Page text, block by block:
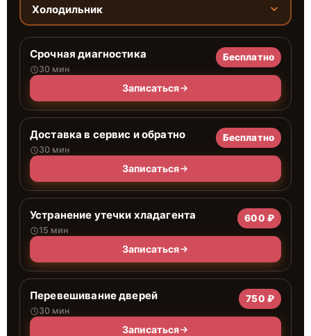
Холодильник
Срочная диагностика
30 мин
Бесплатно
Записаться
Доставка в сервис и обратно
30 мин
Бесплатно
Записаться
Устранение утечки хладагента
15 мин
600 ₽
Записаться
Перевешивание дверей
30 мин
750 ₽
Записаться